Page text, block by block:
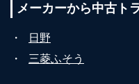
メーカーから中古ト
・ 日野
・
三菱ふそう